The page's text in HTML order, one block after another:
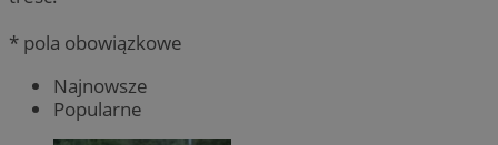
* pola obowiązkowe
Najnowsze
Popularne